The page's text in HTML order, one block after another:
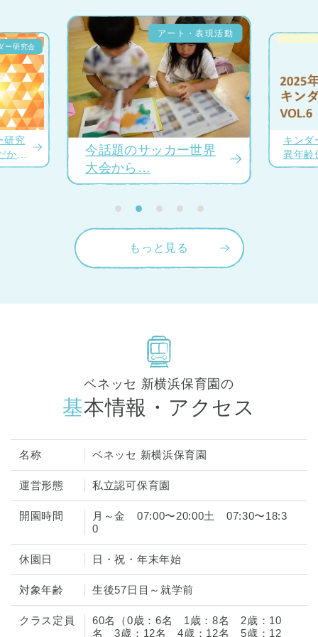
動
キンダー研究会
キ
ン
ダ
ー
研
究
会vol.6
＜
異
年
齢
保
育
３
つ
の
特
徴
＞
カ
ー
ド
を
使
っ
た
研
修
（
つ
な
が
る
MT
G
）
もっと見る
ベネッセ 新横浜保育園の
基本情報・アクセス
名称 ベネッセ 新横浜保育園
運営形態 私立認可保育園
開園時間
月～金 07:00〜20:00土 07:30〜18:3
0
休園日 日・祝・年末年始
対象年齢 生後57日目～就学前
クラス定員
60名（0歳：6名 1歳：8名 2歳：10
名 3歳：12名 4歳：12名 5歳：12